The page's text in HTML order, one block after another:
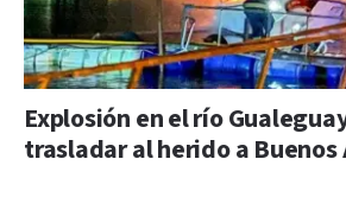
Explosión en el río
trasladar al herido a Buenos